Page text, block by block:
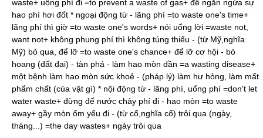
waste+ uổng phí đi =to prevent a waste of gas+ để ngăn ngừa sự
hao phí hơi đốt * ngoại động từ - lãng phí =to waste one's time+
lãng phí thì giờ =to waste one's words+ nói uổng lời =waste not,
want not+ không phung phí thì không túng thiếu - (từ Mỹ,nghĩa
Mỹ) bỏ qua, để lỡ =to waste one's chance+ để lỡ cơ hội - bỏ
hoang (đất đai) - tàn phá - làm hao mòn dần =a wasting disease+
một bệnh làm hao mòn sức khoẻ - (pháp lý) làm hư hỏng, làm mất
phẩm chất (của vật gì) * nội động từ - lãng phí, uổng phí =don't let
water waste+ đừng để nước chảy phí đi - hao mòn =to waste
away+ gầy mòn ốm yếu đi - (từ cổ,nghĩa cổ) trôi qua (ngày,
tháng...) =the day wastes+ ngày trôi qua